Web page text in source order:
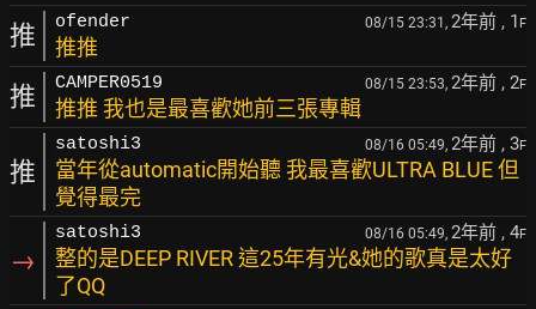
推 ofender 08/15 23:31, 2年前 , 1 F
推推
推 CAMPER0519 08/15 23:53, 2年前 , 2F
推推 我也是最喜歡她前三張專輯
推
satoshi3 08/16 05:49, 2年前 , 3F
當年從automatic開始聽 我最喜歡ULTRA BLUE 但
覺得最完
→
satoshi3 08/16 05:49, 2年前 , 4F
整的是DEEP RIVER 這25年有光&她的歌真是太好
了QQ